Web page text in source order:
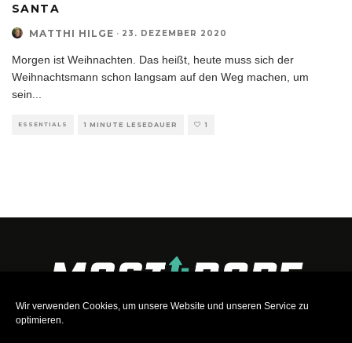
Wir verwenden Cookies, um unsere Website und unseren Service zu
optimieren.
SANTA
MATTHI HILGE · 23. DEZEMBER 2020
Morgen ist Weihnachten. Das heißt, heute muss sich der
Weihnachtsmann schon langsam auf den Weg machen, um
sein
ESSENTIALS 1 MINUTE LESEDAUER 1